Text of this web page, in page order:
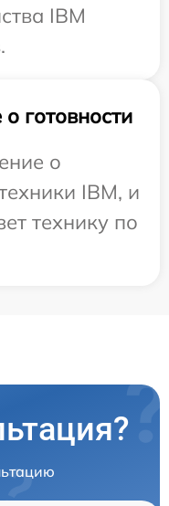
IBM
готовности
о
IBM, и
технику по